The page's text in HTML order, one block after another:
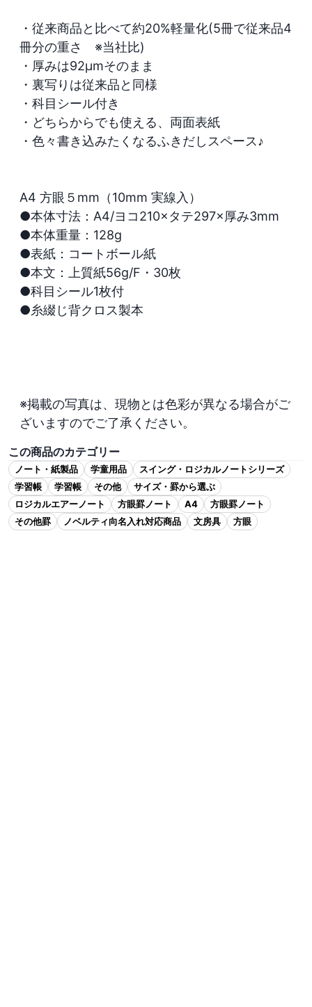
・従来商品と比べて約20%軽量化(5冊で従来品4
冊分の重さ　※当社比)
・厚みは92μmそのまま
・裏写りは従来品と同様
・科目シール付き
・どちらからでも使える、両面表紙
・色々書き込みたくなるふきだしスペース♪
A4 方眼５mm（10mm 実線入）
●本体寸法：A4/ヨコ210×タテ297×厚み3mm
●本体重量：128g
●表紙：コートボール紙
●本文：上質紙56g/F・30枚
●科目シール1枚付
●糸綴じ背クロス製本
※掲載の写真は、現物とは色彩が異なる場合がご
ざいますのでご了承ください。
この商品のカテゴリー
ノート・紙製品 学童用品
スイング・ロジカルノートシリーズ
学習帳
学習帳 その他
サイズ・罫から選ぶ
ロジカルエアーノート
方眼罫ノート A4
方眼罫ノート
その他罫
ノベルティ向名入れ対応商品 文房具 方眼